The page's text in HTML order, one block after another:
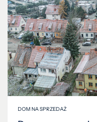
DOM NA SPRZEDAŻ